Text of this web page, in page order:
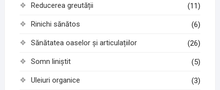
Reducerea greutății (11)
Rinichi sănătos (6)
Sănătatea oaselor și articulațiilor (26)
Somn liniștit (5)
Uleiuri organice (3)